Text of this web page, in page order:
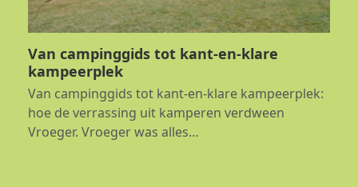
Van campinggids tot kant-en-klare
kampeerplek
Van campinggids tot kant-en-klare kampeerplek:
hoe de verrassing uit kamperen verdween
Vroeger. Vroeger was alles…